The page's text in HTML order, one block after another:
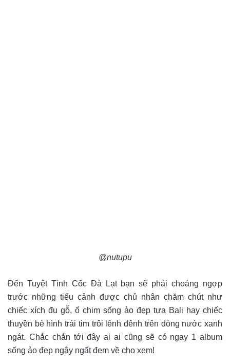
@nutupu
Đến Tuyệt Tình Cốc Đà Lạt bạn sẽ phải choáng ngợp
trước những tiểu cảnh được chủ nhân chăm chút như
chiếc xích đu gỗ, ổ chim sống ảo đẹp tựa Bali hay chiếc
thuyền bè hình trái tim trôi lênh đênh trên dòng nước xanh
ngát. Chắc chắn tới đây ai ai cũng sẽ có ngay 1 album
sống ảo đẹp ngây ngất đem về cho xem!